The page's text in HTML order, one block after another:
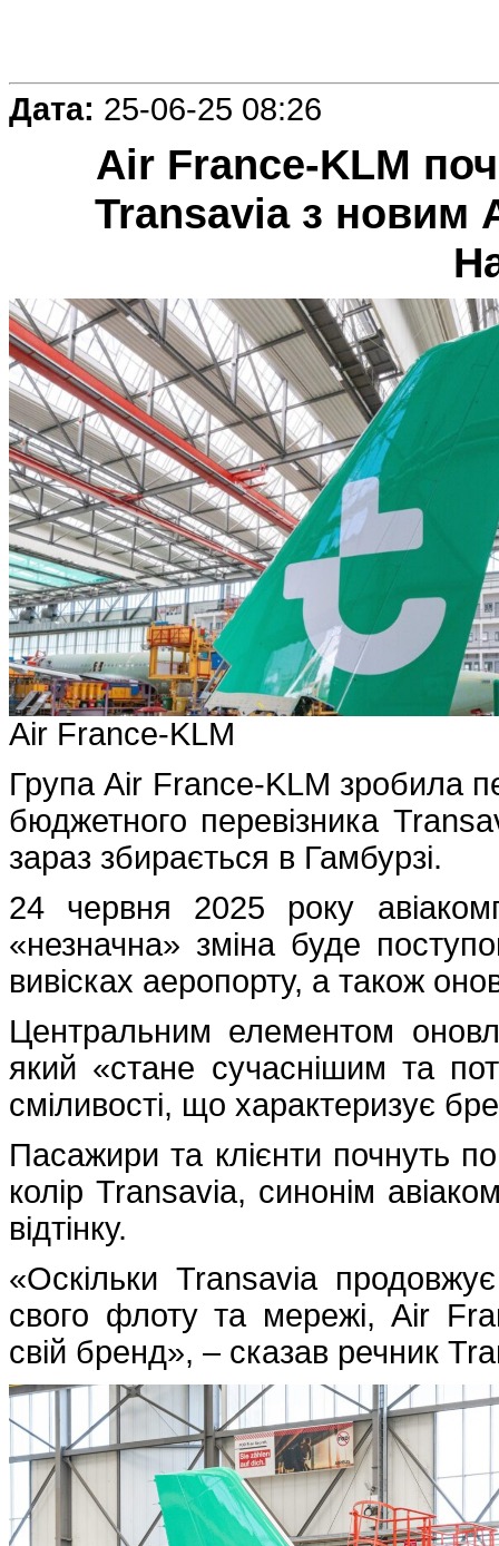
Дата: 25-06-25 08:26
Air France-KLM
Transavia з новим
Air France-KLM
Група Air France-KLM зробила
бюджетного перевізника
зараз збирається в Гамбурзі.
24 червня 2025 року
«незначна» зміна буде
вивісках аеропорту, а також
Центральним елементом
який «стане сучаснішим та
сміливості, що характеризує
Пасажири та клієнти почнуть
колір Transavia, синонім
відтінку.
«Оскільки Transavia
свого флоту та мережі, Air
свій бренд», – сказав речник